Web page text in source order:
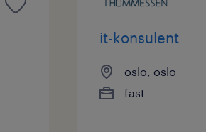
it-konsulent
oslo, oslo
fast